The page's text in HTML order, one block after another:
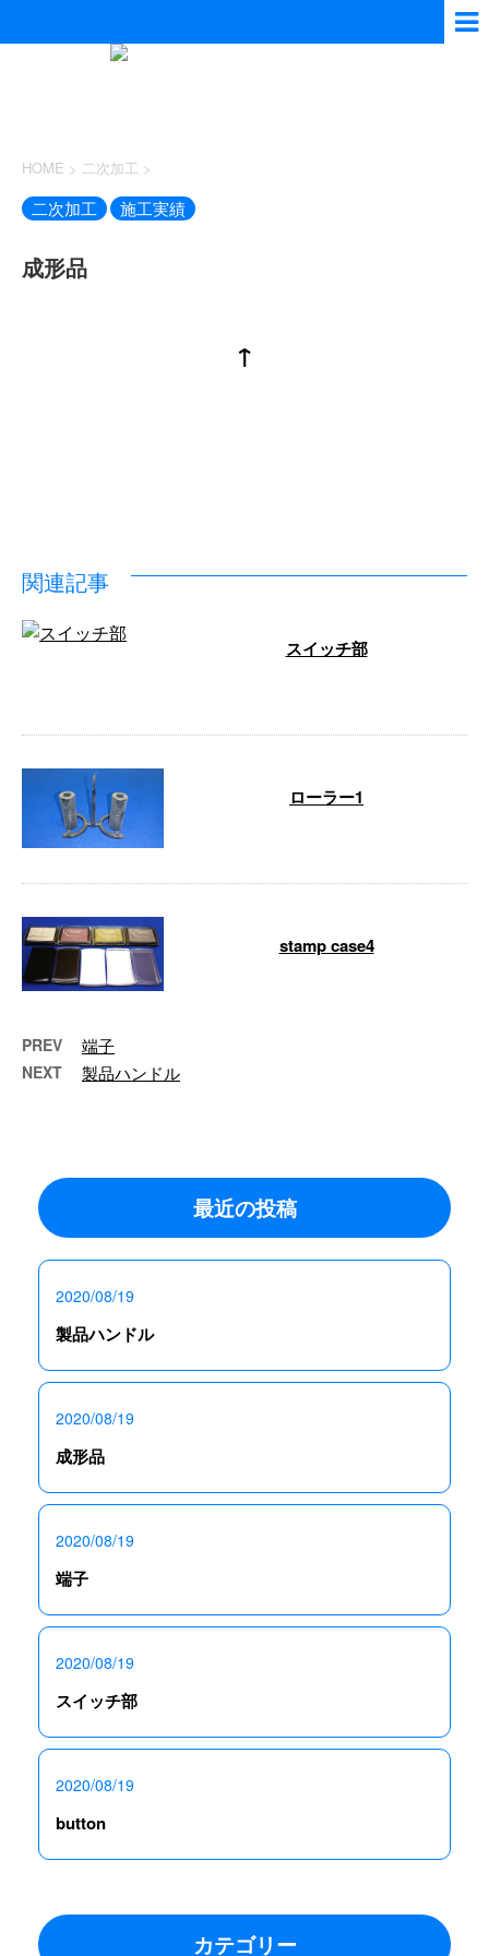
HOME > 二次加工 >
二次加工 施工実績
成形品
↑
関連記事
スイッチ部
ローラー1
stamp case4
PREV 端子
NEXT 製品ハンドル
最近の投稿
2020/08/19
製品ハンドル
2020/08/19
成形品
2020/08/19
端子
2020/08/19
スイッチ部
2020/08/19
button
カテゴリー